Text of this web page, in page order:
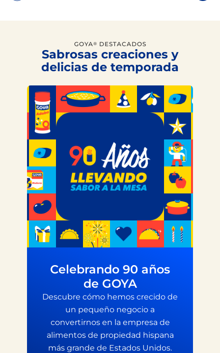
GOYA® DESTACADOS
Sabrosas creaciones y
delicias de temporada
Celebrando 90 años
de GOYA
Descubre cómo hemos crecido de
un pequeño negocio a
convertirnos en la empresa de
alimentos de propiedad hispana
más grande de Estados Unidos.